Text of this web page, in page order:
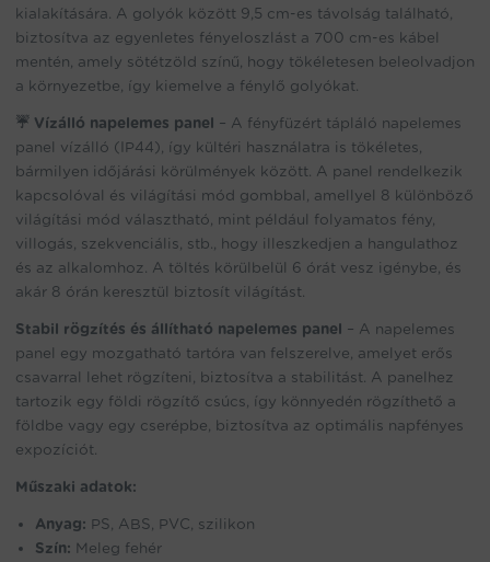
kialakítására. A golyók között 9,5 cm-es távolság található,
biztosítva az egyenletes fényeloszlást a 700 cm-es kábel
mentén, amely sötétzöld színű, hogy tökéletesen beleolvadjon
a környezetbe, így kiemelve a fénylő golyókat.
☔ Vízálló napelemes panel – A fényfüzért tápláló napelemes
panel vízálló (IP44), így kültéri használatra is tökéletes,
bármilyen időjárási körülmények között. A panel rendelkezik
kapcsolóval és világítási mód gombbal, amellyel 8 különböző
világítási mód választható, mint például folyamatos fény,
villogás, szekvenciális, stb., hogy illeszkedjen a hangulathoz
és az alkalomhoz. A töltés körülbelül 6 órát vesz igénybe, és
akár 8 órán keresztül biztosít világítást.
Stabil rögzítés és állítható napelemes panel – A napelemes
panel egy mozgatható tartóra van felszerelve, amelyet erős
csavarral lehet rögzíteni, biztosítva a stabilitást. A panelhez
tartozik egy földi rögzítő csúcs, így könnyedén rögzíthető a
földbe vagy egy cserépbe, biztosítva az optimális napfényes
expozíciót.
Műszaki adatok:
Anyag: PS, ABS, PVC, szilikon
Szín: Meleg fehér